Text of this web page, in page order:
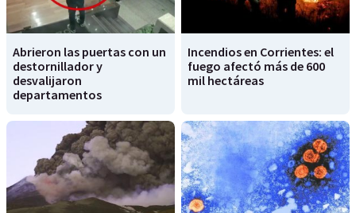
Abrieron las puertas con un
destornillador y
desvalijaron
departamentos
Incendios en Corrientes: el
fuego afectó más de 600
mil hectáreas